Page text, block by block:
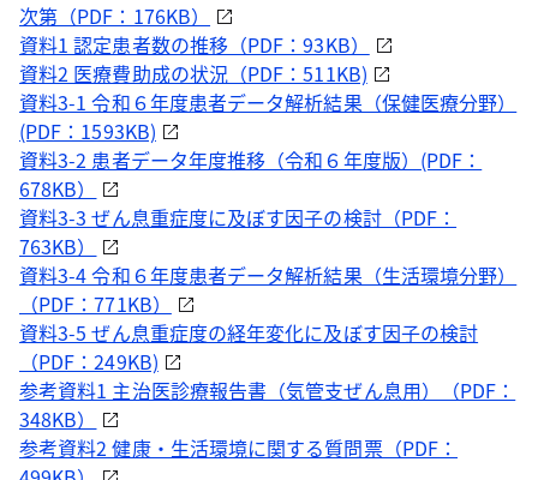
次第（PDF：176KB）
資料1 認定患者数の推移（PDF：93KB）
資料2 医療費助成の状況（PDF：511KB)
資料3-1 令和６年度患者データ解析結果（保健医療分野）
(PDF：1593KB)
資料3-2 患者データ年度推移（令和６年度版）(PDF：
678KB）
資料3-3 ぜん息重症度に及ぼす因子の検討（PDF：
763KB）
資料3-4 令和６年度患者データ解析結果（生活環境分野）
（PDF：771KB）
資料3-5 ぜん息重症度の経年変化に及ぼす因子の検討
（PDF：249KB)
参考資料1 主治医診療報告書（気管支ぜん息用）（PDF：
348KB）
参考資料2 健康・生活環境に関する質問票（PDF：